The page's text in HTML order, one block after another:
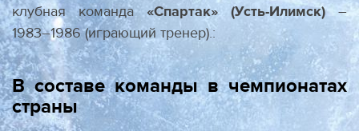
клубная команда«Спартак» (Усть-Илимск)–
1983–1986 (играющий тренер).:
В составе команды в чемпионатах
страны